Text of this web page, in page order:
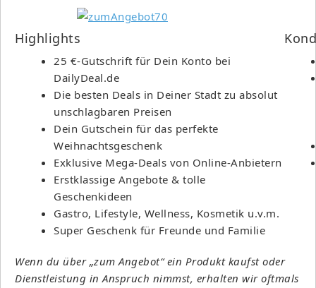
Highlights
25 €-Gutschrift für Dein Konto bei
DailyDeal.de
Die besten Deals in Deiner Stadt zu absolut
unschlagbaren Preisen
Dein Gutschein für das perfekte
Weihnachtsgeschenk
Exklusive Mega-Deals von Online-Anbietern
Erstklassige Angebote & tolle
Geschenkideen
Gastro, Lifestyle, Wellness, Kosmetik u.v.m.
Super Geschenk für Freunde und Familie
Wenn du über „zum Angebot“ ein Produkt kaufst oder
Dienstleistung in Anspruch nimmst, erhalten wir oftmals